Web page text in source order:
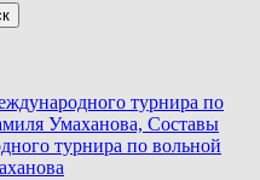
турнира по
Умаханова, Составы
турнира по вольной